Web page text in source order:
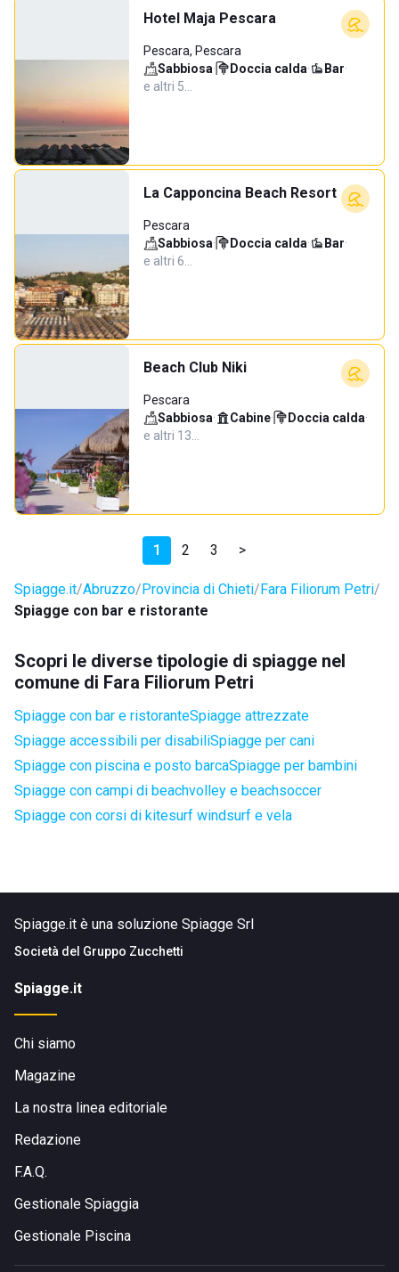
Hotel Maja Pescara
Pescara, Pescara
Sabbiosa· Doccia calda· Bar·
e altri 5…
La Capponcina Beach Resort
Pescara
Sabbiosa· Doccia calda· Bar·
e altri 6…
Beach Club Niki
Pescara
Sabbiosa· Cabine· Doccia calda·
e altri 13…
1 2 3 >
Spiagge.it Abruzzo Provincia di Chieti Fara Filiorum Petri
Spiagge con bar e ristorante
Scopri le diverse tipologie di spiagge nel
comune di Fara Filiorum Petri
Spiagge con bar e ristoranteSpiagge attrezzate
Spiagge accessibili per disabiliSpiagge per cani
Spiagge con piscina e posto barcaSpiagge per bambini
Spiagge con campi di beachvolley e beachsoccer
Spiagge con corsi di kitesurf windsurf e vela
Spiagge.it è una soluzione Spiagge Srl
Società del Gruppo Zucchetti
Spiagge.it
Chi siamo
Magazine
La nostra linea editoriale
Redazione
F.A.Q.
Gestionale Spiaggia
Gestionale Piscina